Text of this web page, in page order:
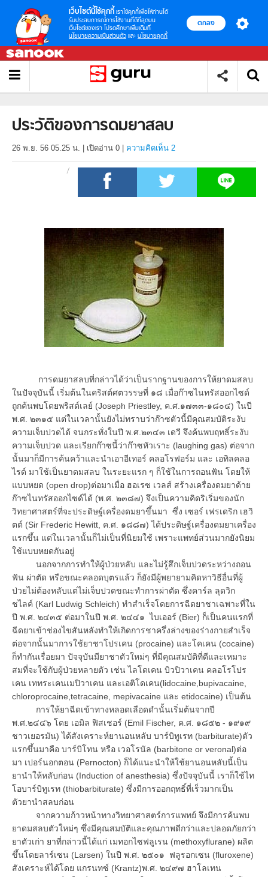
เว็บไซต์นี้ใช้คุกกี้ เราใช้คุกกี้เพื่อให้ท่านได้
รับประสบการณ์การใช้งานที่ดีที่สุดบน
เว็บไซต์ของเรา โปรดศึกษาเพิ่มเติมที่
นโยบายความเป็นส่วนตัว และ นโยบายคุกกี้
ตกลง
ประวัติของการดมยาสลบ
26 พ.ย. 56 05.25 น. เปิดอ่าน 0 ความคิดเห็น 2
การดมยาสลบที่กล่าวได้ว่าเป็นรากฐานของการให้ยาดมสลบ
ในปัจจุบันนี้ เริ่มต้นในคริสต์ศตวรรษที่ ๑๘ เมื่อก๊าซไนทรัสออกไซด์
ถูกค้นพบโดยพริสต์เลย์ (Joseph Priestley, ค.ศ.๑๗๓๓-๑๘๐๔) ในปี
พ.ศ. ๒๓๑๕ แต่ในเวลานั้นยังไม่ทราบว่าก๊าซตัวนี้มีคุณสมบัติระงับ
ความเจ็บปวดได้ จนกระทั่งในปี พ.ศ.๒๓๔๓ เดวี จึงค้นพบฤทธิ์ระงับ
ความเจ็บปวด และเรียกก๊าซนี้ว่าก๊าซหัวเราะ (laughing gas) ต่อจาก
นั้นมาก็มีการค้นคว้าและนำเอาอีเทอร์ คลอโรฟอร์ม และ เอทิลคลอ
ไรด์ มาใช้เป็นยาดมสลบ ในระยะแรก ๆ ก็ใช้ในการถอนฟัน โดยให้
แบบหยด (open drop)ต่อมาเมื่อ ฮอเรซ เวลส์ สร้างเครื่องดมยาด้าย
ก๊าซไนทรัสออกไซด์ได้ (พ.ศ. ๒๓๘๗) จึงเป็นความคิดริเริ่มของนัก
วิทยาศาสตร์ที่จะประดิษฐ์เครื่องดมยาขึ้นมา ซึ่ง เซอร์ เฟรเดริก เฮวิ
ตต์ (Sir Frederic Hewitt, ค.ศ. ๑๘๘๗) ได้ประดิษฐ์เครื่องดมยาเครื่อง
แรกขึ้น แต่ในเวลานั้นก็ไม่เป็นที่นิยมใช้ เพราะแพทย์ส่วนมากยังนิยม
ใช้แบบหยดกันอยู่
นอกจากการทำให้ผู้ป่วยหลับ และไม่รู้สึกเจ็บปวดระหว่างถอน
ฟัน ผ่าตัด หรือขณะคลอดบุตรแล้ว ก็ยังมีผู้พยายามคิดหาวิธีอื่นที่ผู้
ป่วยไม่ต้องหลับแต่ไม่เจ็บปวดขณะทำการผ่าตัด ซึ่งคาร์ล ลุดวิก
ชไลค์ (Karl Ludwig Schleich) ทำสำเร็จโดยการฉีดยาชาเฉพาะที่ใน
ปี พ.ศ. ๒๔๓๕ ต่อมาในปี พ.ศ. ๒๔๔๑ ไบเออร์ (Bier) ก็เป็นคนแรกที่
ฉีดยาเข้าช่องไขสันหลังทำให้เกิดการชาครึ่งล่างของร่างกายสำเร็จ
ต่อจากนั้นมาการใช้ยาชาโปรเคน (procaine) และโคเคน (cocaine)
ก็ทำกันเรื่อยมา ปัจจุบันมียาชาตัวใหม่ๆ ที่มีคุณสมบัติที่ดีและเหมาะ
สมที่จะใช้กับผู้ป่วยหลายตัว เช่น ไลโดเคน บิวปิวาเคน คลอโรโปร
เคน เททระเคนเมปิวาเคน และเอติโดเคน(lidocaine,bupivacaine,
chloroprocaine,tetracaine, mepivacaine และ etidocaine) เป็นต้น
การให้ยาฉีดเข้าทางหลอดเลือดดำนั้นเริ่มต้นจากปี
พ.ศ.๒๔๔๖ โดย เอมิล ฟิสเชอร์ (Emil Fischer, ค.ศ. ๑๘๕๒ - ๑๙๑๙
ชาวเยอรมัน) ได้สังเคราะห์ยานอนหลับ บาร์บิทูเรท (barbiturate)ตัว
แรกขึ้นมาคือ บาร์บิโทน หรือ เวอโรนัล (barbitone or veronal)ต่อ
มา เปอร์นอกตอน (Pernocton) ก็ได้แนะนำให้ใช้ยานอนหลับนี้เป็น
ยานำให้หลับก่อน (Induction of anesthesia) ซึ่งปัจจุบันนี้ เราก็ใช้ไท
โอบาร์บิทูเรท (thiobarbiturate) ซึ่งมีการออกฤทธิ์ที่เร็วมากเป็น
ตัวยานำสลบก่อน
จากความก้าวหน้าทางวิทยาศาสตร์การแพทย์ จึงมีการค้นพบ
ยาดมสลบตัวใหม่ๆ ซึ่งมีคุณสมบัติและคุณภาพดีกว่าและปลอดภัยกว่า
ยาตัวเก่า ยาที่กล่าวนี้ได้แก่ เมทอกไซฟลูเรน (methoxyflurane) ผลิต
ขึ้นโดยลาร์เซน (Larsen) ในปี พ.ศ. ๒๕๐๑ ฟลูรอกเซน (fluroxene)
สังเคราะห์ได้โดย แกรนทซ์ (Krantz)พ.ศ. ๒๔๙๗ ฮาโลเทน